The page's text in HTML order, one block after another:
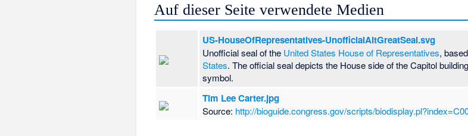
Auf dieser Seite verwendete Medien
US-HouseOfRepresentatives-UnofficialAltGreatSeal.svg
Unofficial seal of the United States House of Representatives,
States. The official seal depicts the House side of the Capitol
symbol.
Tim Lee Carter.jpg
Source: http://bioguide.congress.gov/scripts/